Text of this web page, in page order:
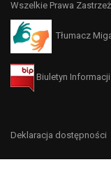
Wszelkie Prawa
Tłumacz
Biuletyn
Deklaracja dostępności